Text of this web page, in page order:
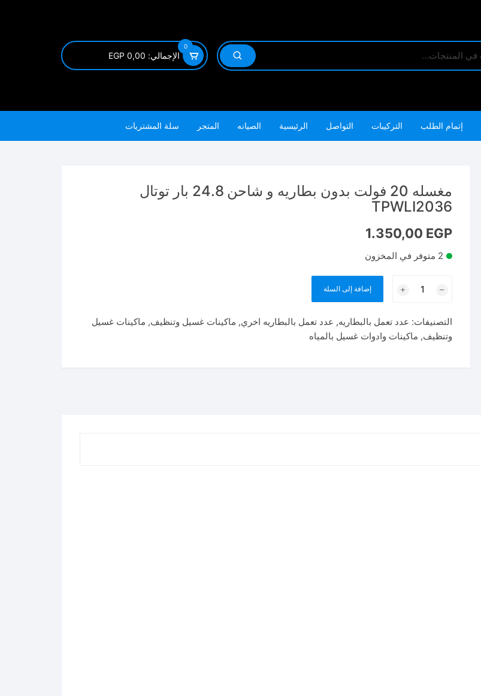
0
الإجمالي: 0,00
EGP
إتمام الطلب التركيبات التواصل الرئيسية الصيانه المتجر سلة المشتريات
مغسله 20 فولت بدون بطاريه و شاحن 24.8 بار توتال
TPWLI2036
1.350,00 EGP
2 متوفر في المخزون
فولت
بدون
إضافة إلى السلة
التصنيفات: عدد تعمل بالبطاريه, عدد تعمل بالبطاريه اخري, ماكينات غسيل وتنظيف, ماكينات غسيل
وتنظيف, ماكينات وادوات غسيل بالمياه